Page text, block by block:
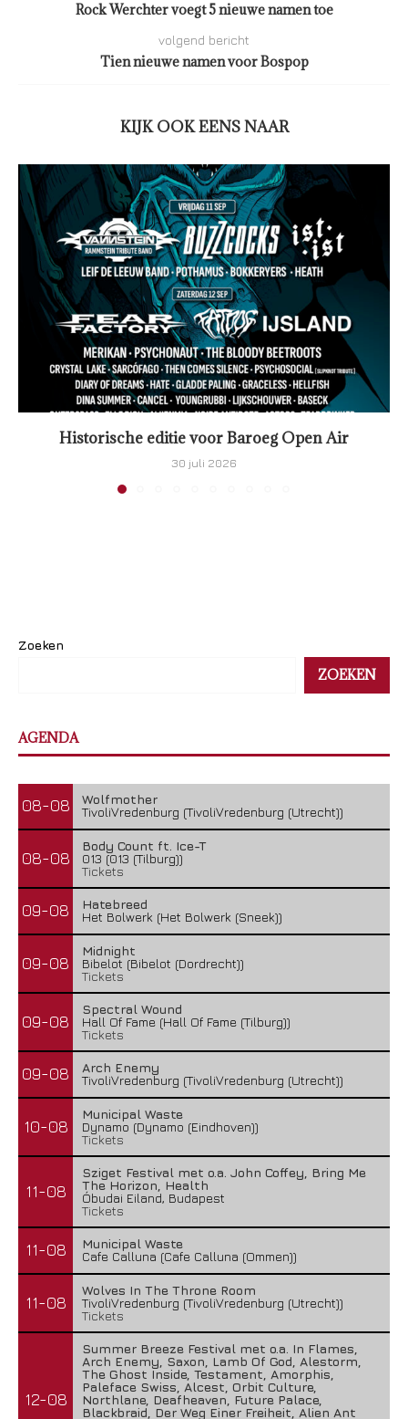
Rock Werchter voegt 5 nieuwe namen toe
volgend bericht
Tien nieuwe namen voor Bospop
KIJK OOK EENS NAAR
Historische editie voor Baroeg Open Air
30 juli 2026
Zoeken
ZOEKEN
AGENDA
08-08
Wolfmother
TivoliVredenburg (TivoliVredenburg (Utrecht))
08-08
Body Count ft. Ice-T
013 (013 (Tilburg))
Tickets
09-08
Hatebreed
Het Bolwerk (Het Bolwerk (Sneek))
09-08
Midnight
Bibelot (Bibelot (Dordrecht))
Tickets
09-08
Spectral Wound
Hall Of Fame (Hall Of Fame (Tilburg))
Tickets
09-08
Arch Enemy
TivoliVredenburg (TivoliVredenburg (Utrecht))
10-08
Municipal Waste
Dynamo (Dynamo (Eindhoven))
Tickets
11-08
Sziget Festival met o.a. John Coffey, Bring Me
The Horizon, Health
Óbudai Eiland, Budapest
Tickets
11-08
Municipal Waste
Cafe Calluna (Cafe Calluna (Ommen))
11-08
Wolves In The Throne Room
TivoliVredenburg (TivoliVredenburg (Utrecht))
Tickets
12-08
Summer Breeze Festival met o.a. In Flames,
Arch Enemy, Saxon, Lamb Of God, Alestorm,
The Ghost Inside, Testament, Amorphis,
Paleface Swiss, Alcest, Orbit Culture,
Northlane, Deafheaven, Future Palace,
Blackbraid, Der Weg Einer Freiheit, Alien Ant